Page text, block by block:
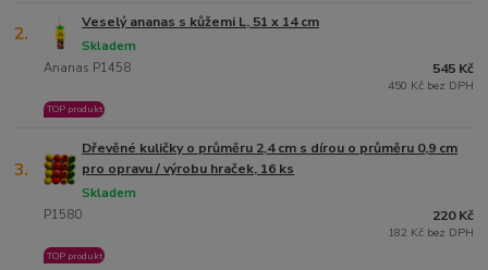
2. Veselý ananas s kůžemi L, 51 x 14 cm
Ananas P1458
Skladem
TOP produkt
545 Kč
450 Kč bez DPH
3.
Dřevěné kuličky o průměru 2,4 cm s dírou o průměru 0,9 cm
pro opravu / výrobu hraček, 16 ks
P1580
Skladem
TOP produkt
220 Kč
182 Kč bez DPH